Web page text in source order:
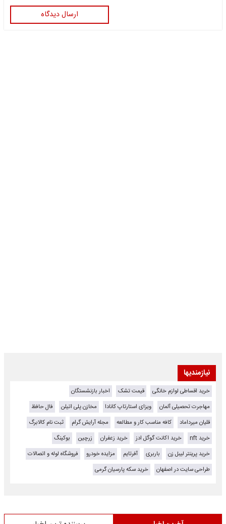
ارسال دیدگاه
نیازمندیها
خرید اقساطی لوازم خانگی قیمت تشک
اخبار بازنشستگان
مهاجرت تحصیلی آلمان
ویزای استارتاپ کانادا مخازن پلی اتیلن
فال حافظ
قلیان میرداماد
کافه مناسب کار و مطالعه مجله آرایش گرام
ثبت نام کالابرگ
خرید nft
خرید اکانت گوگل ادز خرید زعفران زرچین
بوکینگ
خرید پرینتر لیبل زن
باربری آفرتایم مزایده خودرو
فروشگاه لوله و اتصالات
طراحی سایت در اصفهان
خرید سکه پارسیان گرمی